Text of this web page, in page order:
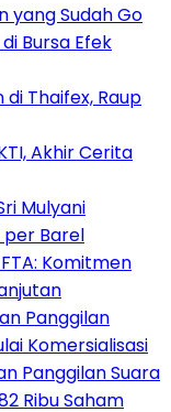
yang Sudah Go
Bursa Efek
Thaifex, Raup
Akhir Cerita
Mulyani
per Barel
Komitmen
Panggilan
Komersialisasi
Panggilan Suara
Ribu Saham